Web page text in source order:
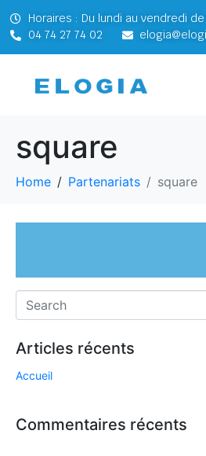
Horaires : Du lundi au vendredi
04 74 27 74 02
square
Home Partenariats square
Articles récents
Accueil
Commentaires récents